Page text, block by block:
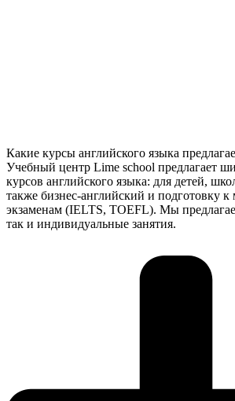
Какие курсы английского языка
Учебный центр Lime school предлагает
курсов английского языка: для детей,
также бизнес-английский и подготовку
экзаменам (IELTS, TOEFL). Мы
так и индивидуальные занятия.